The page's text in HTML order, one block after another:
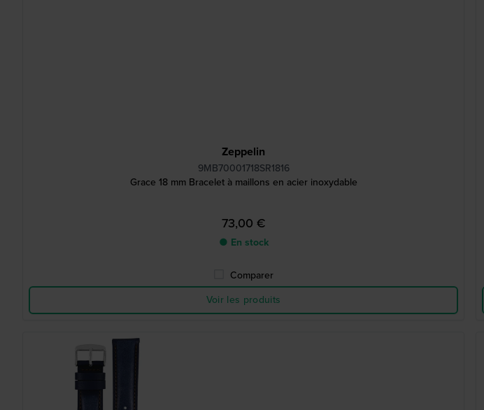
Zeppelin
9MB70001718SR1816
Grace 18 mm Bracelet à maillons en acier inoxydable
73,00 €
● En stock
Comparer
Voir les produits